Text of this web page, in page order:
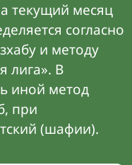
текущий месяц
согласно
и методу
лига». В
иной метод
при
(шафии).